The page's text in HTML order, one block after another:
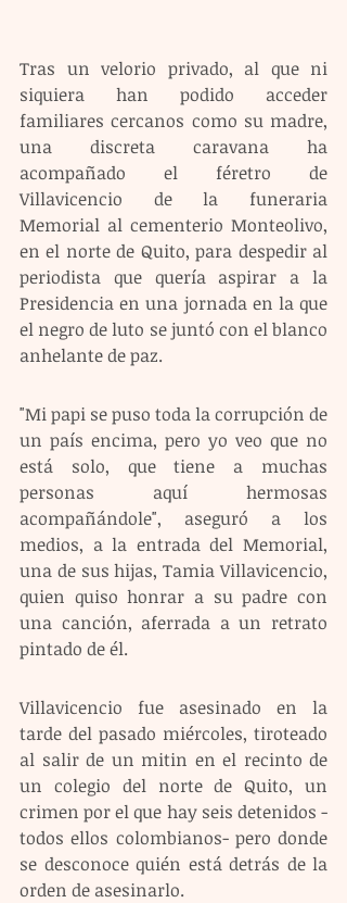
Tras un velorio privado, al que ni
siquiera han podido acceder
familiares cercanos como su madre,
una discreta caravana ha
acompañado el féretro de
Villavicencio de la funeraria
Memorial al cementerio Monteolivo,
en el norte de Quito, para despedir al
periodista que quería aspirar a la
Presidencia en una jornada en la que
el negro de luto se juntó con el blanco
anhelante de paz.
"Mi papi se puso toda la corrupción de
un país encima, pero yo veo que no
está solo, que tiene a muchas
personas aquí hermosas
acompañándole", aseguró a los
medios, a la entrada del Memorial,
una de sus hijas, Tamia Villavicencio,
quien quiso honrar a su padre con
una canción, aferrada a un retrato
pintado de él.
Villavicencio fue asesinado en la
tarde del pasado miércoles, tiroteado
al salir de un mitin en el recinto de
un colegio del norte de Quito, un
crimen por el que hay seis detenidos -
todos ellos colombianos- pero donde
se desconoce quién está detrás de la
orden de asesinarlo.